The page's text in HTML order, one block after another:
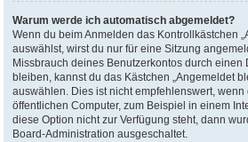
Warum werde ich automatisch abgemeldet?
Wenn du beim Anmelden das Kontrollkästchen
auswählst, wirst du nur für eine Sitzung
Missbrauch deines Benutzerkontos durch einen
bleiben, kannst du das Kästchen „Angemeldet
auswählen. Dies ist nicht empfehlenswert,
öffentlichen Computer, zum Beispiel in einem
diese Option nicht zur Verfügung steht, dann
Board-Administration ausgeschaltet.